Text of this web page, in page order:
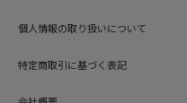
個人情報の取り扱いについて
特定商取引に基づく表記